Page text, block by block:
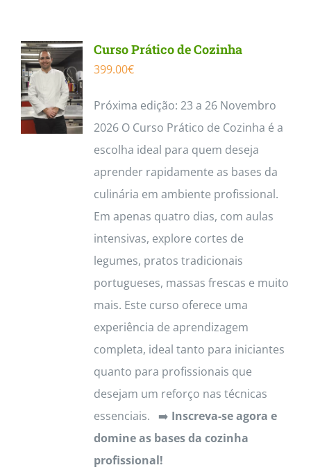
Curso Prático de Cozinha
399.00€
Próxima edição: 23 a 26 Novembro
2026 O Curso Prático de Cozinha é a
escolha ideal para quem deseja
aprender rapidamente as bases da
culinária em ambiente profissional.
Em apenas quatro dias, com aulas
intensivas, explore cortes de
legumes, pratos tradicionais
portugueses, massas frescas e muito
mais. Este curso oferece uma
experiência de aprendizagem
completa, ideal tanto para iniciantes
quanto para profissionais que
desejam um reforço nas técnicas
essenciais. ➡️ Inscreva-se agora e
domine as bases da cozinha
profissional!